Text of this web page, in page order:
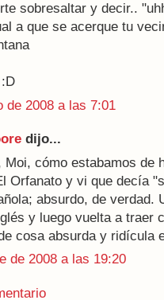
sobresaltar y decir..
a que se acerque tu
de 2008 a las 7:01
dijo...
Moi, cómo estabamos de
Orfanato y vi que decía
absurdo, de verdad.
y luego vuelta a traer
cosa absurda y ridícula
de 2008 a las 19:20